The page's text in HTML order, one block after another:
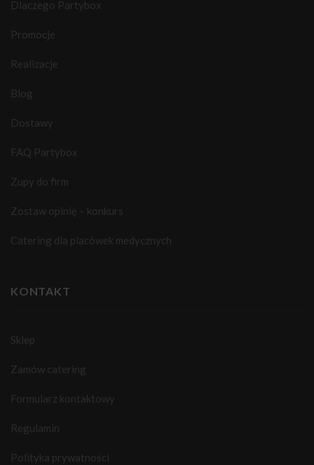
Dlaczego Partybox
Promocje
Realizacje
Blog
Dostawy
FAQ Partybox
Zupy do firm
Zostaw opinię – konkurs
Catering dla placówek medycznych
KONTAKT
Sklep
Zamów catering
Formularz kontaktowy
Regulamin
Polityka prywatności